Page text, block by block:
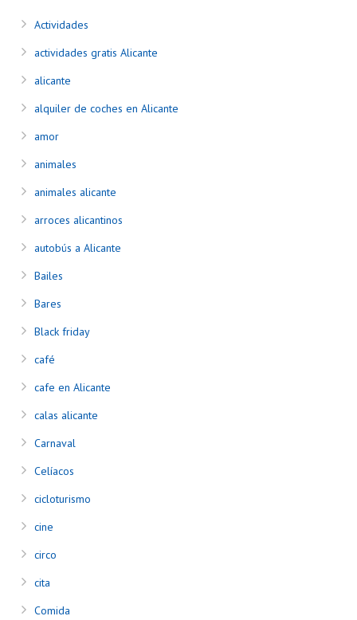
Actividades
actividades gratis Alicante
alicante
alquiler de coches en Alicante
amor
animales
animales alicante
arroces alicantinos
autobús a Alicante
Bailes
Bares
Black friday
café
cafe en Alicante
calas alicante
Carnaval
Celíacos
cicloturismo
cine
circo
cita
Comida